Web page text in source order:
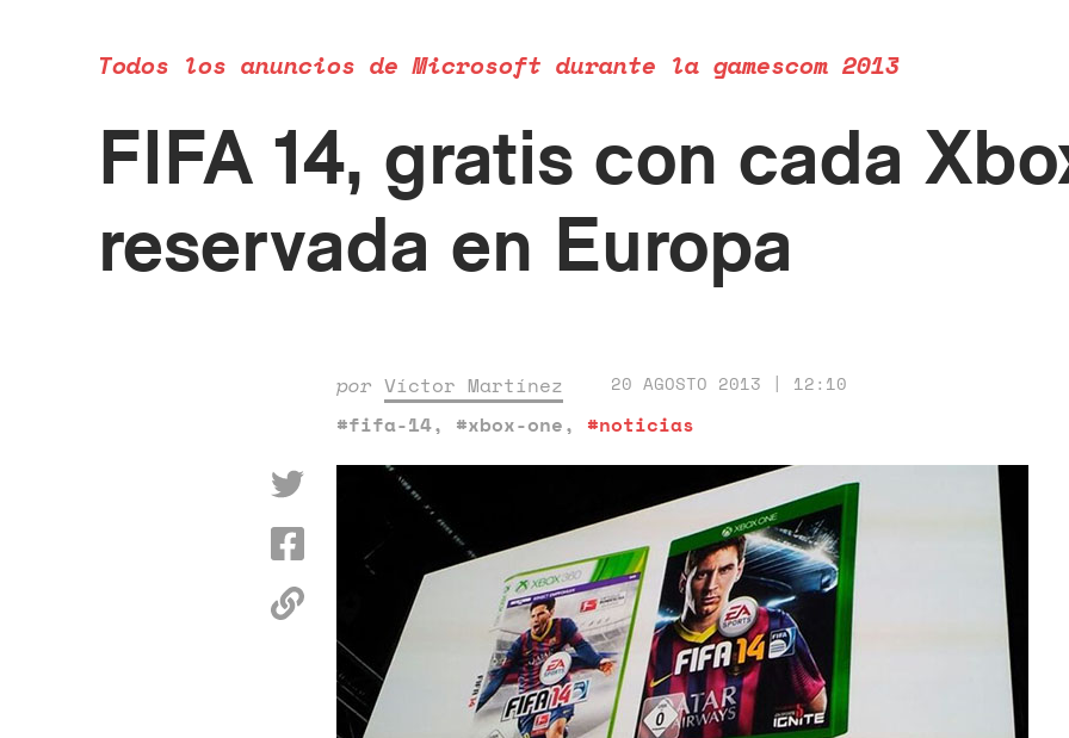
Todos los anuncios de Microsoft durante la gamescom 2013
FIFA 14, gratis con cada
reservada en Europa
por Víctor Martínez 20 AGOSTO 2013 | 12:10
#fifa-14, #xbox-one, #noticias